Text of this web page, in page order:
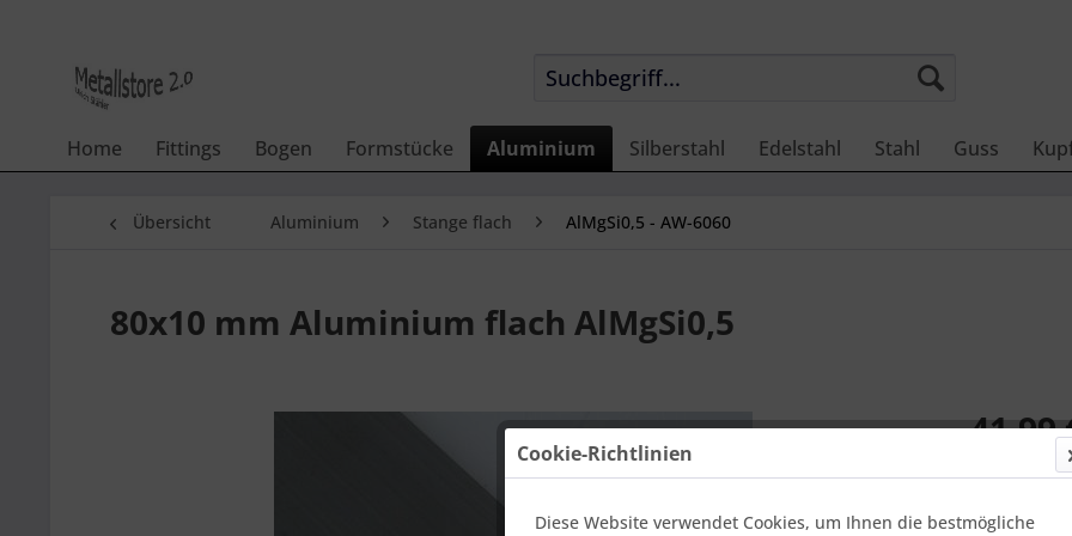
Home Fittings Bogen Formstücke Aluminium Silberstahl Edelstahl Stahl Guss
Übersicht Aluminium Stange flach AlMgSi0,5 - AW-6060
80x10 mm Aluminium flach AlMgSi0,5
41,99
1
Online-
Cookie-Richtlinien
Diese Website verwendet Cookies, um Ihnen die bestmögliche